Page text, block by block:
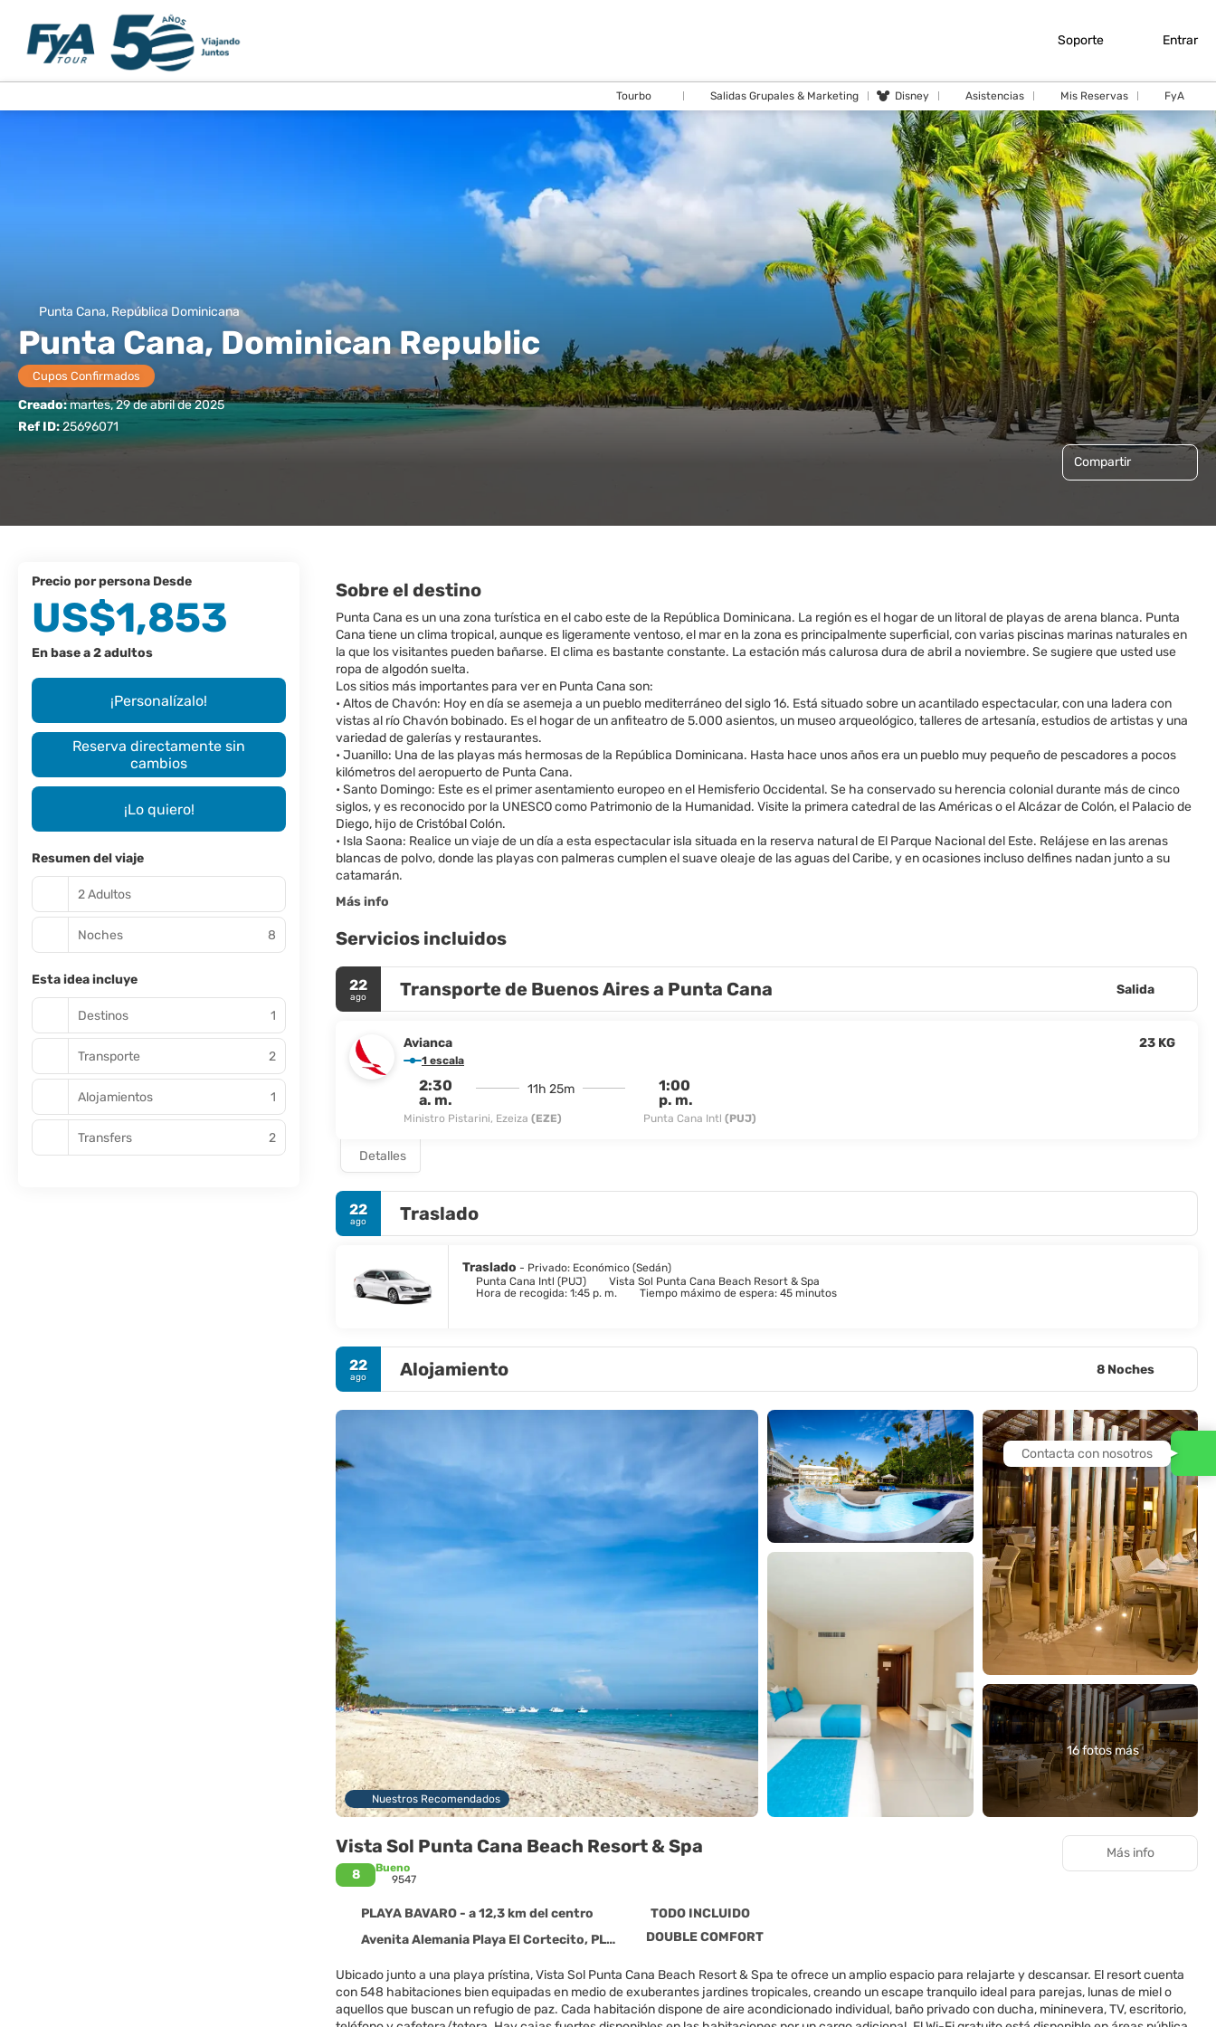
Soporte Entrar
Tourbo Salidas Grupales & Marketing Disney Asistencias Mis Reservas FyA
Punta Cana, República Dominicana
Punta Cana, Dominican Republic
Cupos Confirmados
Creado:martes, 29 de abril de 2025
Ref ID:25696071
Compartir
Sobre el destino
Punta Cana es un una zona turística en el cabo este de la República Dominicana. La región es el hogar de un litoral de playas de arena blanca. Punta
Cana tiene un clima tropical, aunque es ligeramente ventoso, el mar en la zona es principalmente superficial, con varias piscinas marinas naturales en
la que los visitantes pueden bañarse. El clima es bastante constante. La estación más calurosa dura de abril a noviembre. Se sugiere que usted use
ropa de algodón suelta.
Los sitios más importantes para ver en Punta Cana son:
• Altos de Chavón: Hoy en día se asemeja a un pueblo mediterráneo del siglo 16. Está situado sobre un acantilado espectacular, con una ladera con
vistas al río Chavón bobinado. Es el hogar de un anfiteatro de 5.000 asientos, un museo arqueológico, talleres de artesanía, estudios de artistas y una
variedad de galerías y restaurantes.
• Juanillo: Una de las playas más hermosas de la República Dominicana. Hasta hace unos años era un pueblo muy pequeño de pescadores a pocos
kilómetros del aeropuerto de Punta Cana.
• Santo Domingo: Este es el primer asentamiento europeo en el Hemisferio Occidental. Se ha conservado su herencia colonial durante más de cinco
siglos, y es reconocido por la UNESCO como Patrimonio de la Humanidad. Visite la primera catedral de las Américas o el Alcázar de Colón, el Palacio de
Diego, hijo de Cristóbal Colón.
• Isla Saona: Realice un viaje de un día a esta espectacular isla situada en la reserva natural de El Parque Nacional del Este. Relájese en las arenas
blancas de polvo, donde las playas con palmeras cumplen el suave oleaje de las aguas del Caribe, y en ocasiones incluso delfines nadan junto a su
Más info
Servicios incluidos
22
ago Transporte de Buenos Aires a Punta Cana Salida
Avianca
1 escala
2:30
a. m.
Ministro Pistarini, Ezeiza (EZE)
11h 25m
1:00
p. m.
Punta Cana Intl (PUJ)
23 KG
Detalles
22
ago Traslado
Traslado - Privado: Económico (Sedán)
Punta Cana Intl (PUJ)
Vista Sol Punta Cana Beach Resort & Spa
Hora de recogida: 1:45 p. m.
Tiempo máximo de espera: 45 minutos
22
ago Alojamiento 8 Noches
Nuestros Recomendados
16 fotos más
Vista Sol Punta Cana Beach Resort & Spa
8
Bueno
9547
PLAYA BAVARO - a 12,3 km del centro
TODO INCLUIDO
Avenita Alemania Playa El Cortecito, PLAYA BAVARO 23000
DOUBLE COMFORT
Ubicado junto a una playa prístina, Vista Sol Punta Cana Beach Resort & Spa te ofrece un amplio espacio para relajarte y descansar. El resort cuenta
con 548 habitaciones bien equipadas en medio de exuberantes jardines tropicales, creando un escape tranquilo ideal para parejas, lunas de miel o
aquellos que buscan un refugio de paz. Cada habitación dispone de aire acondicionado individual, baño privado con ducha, mininevera, TV, escritorio,
Más info
precio por persona Desde
US$1,853
En base a 2 adultos
¡Personalízalo!
Reserva directamente sin
cambios
¡Lo quiero!
Resumen del viaje
2 Adultos
Noches 8
Esta idea incluye
Destinos 1
Transporte 2
Alojamientos 1
Transfers 2
Contacta con nosotros